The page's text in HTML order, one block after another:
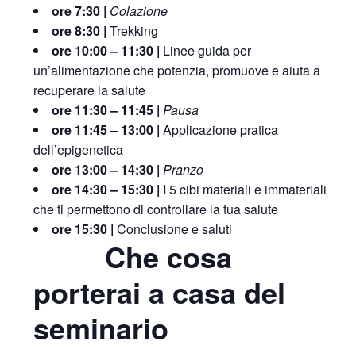
ore 7:30 | Colazione
ore 8:30 | Trekking
ore 10:00 – 11:30 | Linee guida per
un’alimentazione che potenzia, promuove e aiuta a
recuperare la salute
ore 11:30 – 11:45 |Pausa
ore 11:45 – 13:00 |Applicazione pratica
dell’epigenetica
ore 13:00 – 14:30 |Pranzo
ore 14:30 – 15:30 | I 5 cibi materiali e immateriali
che ti permettono di controllare la tua salute
ore 15:30 | Conclusione e saluti
Che cosa
porterai a casa del
seminario